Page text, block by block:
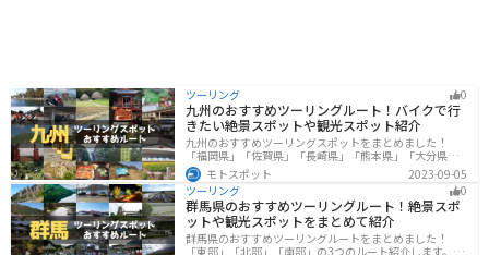
ツーリング 0
九州のおすすめツーリングルート！バイクで行
きたい絶景スポットや観光スポット紹介
九州のおすすめツーリングスポットをまとめました！
「福岡県」「佐賀県」「長崎県」「熊本県」「大分県」
「宮崎都」「鹿児島県」の各県の観光地紹介します。自
然豊かな山々や湖、温泉地が点在し、四季折々の景色を
楽しめるスポットが多数あります。バイクで九州にツー
リングに行く際は参考にしてください。
モトスポット
2023-09-05
ツーリング
0
群馬県のおすすめツーリングルート！絶景スポ
ットや観光スポットをまとめて紹介
群馬県のおすすめツーリングルートをまとめました！
「東部」「北部」「南部」の3つのルート紹介します。草